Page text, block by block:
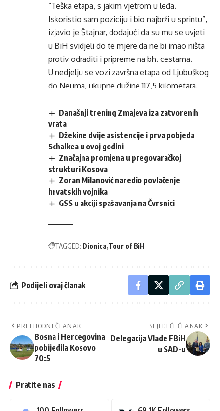
“Teška etapa, s jakim vjetrom u leđa.
Iskoristio sam poziciju i bio najbrži u sprintu”,
izjavio je Štajnar, dodajući da su mu se uvjeti
u BiH svidjeli do te mjere da ne bi imao ništa
protiv odraditi i pripreme na bh. cestama.
U nedjelju se vozi završna etapa od Ljubuškog
do Neuma, ukupne dužine 117,5 kilometara.
Današnji trening Zmajeva iza zatvorenih
vrata
Džekine dvije asistencije i prva pobjeda
Schalkea u ovoj godini
Značajna promjena u pregovaračkoj
strukturi Kosova
Zoran Milanović naredio povlačenje
hrvatskih vojnika
GSS u akciji spašavanja na Čvrsnici
TAGGED: Dionica Tour of BiH
Podijeli ovaj članak
PRETHODNI ČLANAK
Bosna i Hercegovina
pobijedila Kosovo
70:5
SLJEDEĆI ČLANAK
Delegacija Vlade FBiH
u SAD-u
Pratite nas